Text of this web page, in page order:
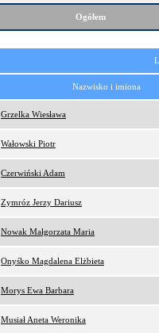
Ogółem
Nazwisko i imiona
Grzelka Wiesława
Wałowski Piotr
Czerwiński Adam
Zymróz Jerzy Dariusz
Nowak Małgorzata Maria
Onyśko Magdalena Elżbieta
Morys Ewa Barbara
Musiał Aneta Weronika